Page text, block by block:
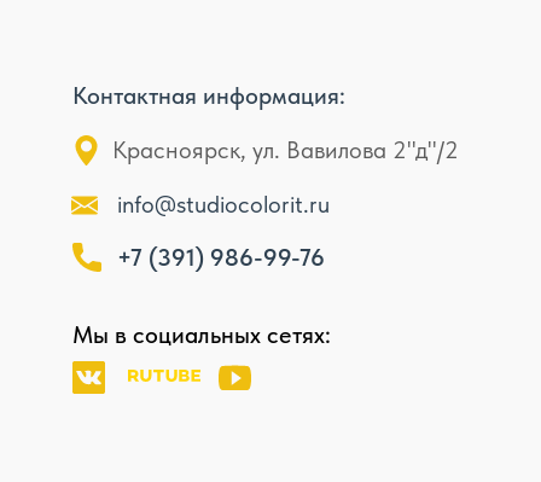
Контактная информация:
Красноярск, ул. Вавилова 2"д"/2
info@studiocolorit.ru
+7 (391) 986-99-76
Мы в социальных сетях: